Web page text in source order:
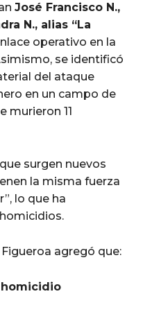
José Francisco N.,
N., alias “La
operativo en la
se identificó
del ataque
en un campo de
murieron 11
surgen nuevos
la misma fuerza
lo que ha
agregó que: